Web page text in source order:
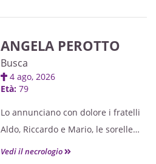
ANGELA PEROTTO
Busca
4 ago, 2026
Età: 79
Lo annunciano con dolore i fratelli
Aldo, Riccardo e Mario, le sorelle
Anna e Letizia, le cognate, i cognati,
Vedi il necrologio